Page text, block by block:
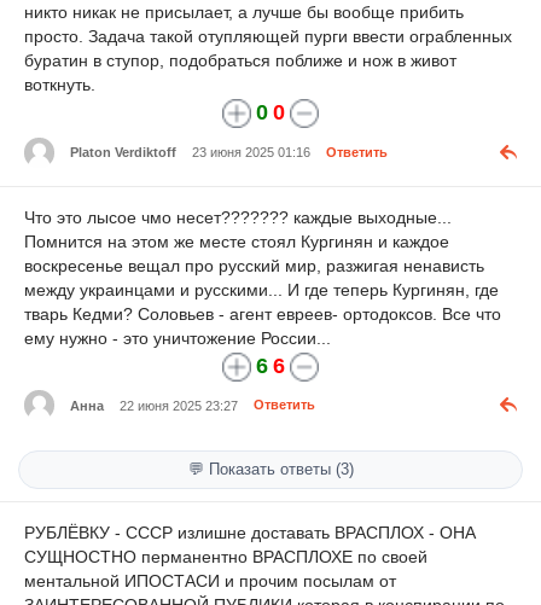
никто никак не присылает, а лучше бы вообще прибить
просто. Задача такой отупляющей пурги ввести ограбленных
буратин в ступор, подобраться поближе и нож в живот
воткнуть.
0 0
Platon Verdiktoff 23 июня 2025 01:16 Ответить
Что это лысое чмо несет??????? каждые выходные...
Помнится на этом же месте стоял Кургинян и каждое
воскресенье вещал про русский мир, разжигая ненависть
между украинцами и русскими... И где теперь Кургинян, где
тварь Кедми? Соловьев - агент евреев- ортодоксов. Все что
ему нужно - это уничтожение России...
6 6
Анна 22 июня 2025 23:27 Ответить
💬 Показать ответы (3)
РУБЛЁВКУ - СССР излишне доставать ВРАСПЛОХ - ОНА
СУЩНОСТНО перманентно ВРАСПЛОХЕ по своей
ментальной ИПОСТАСИ и прочим посылам от